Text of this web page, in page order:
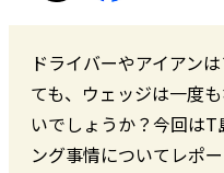
ドライバーやアイアン
ても、ウェッジは一度
いでしょうか？今回は
ング事情についてレポ